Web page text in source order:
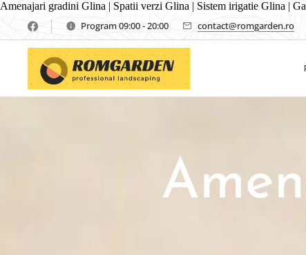
Amenajari gradini Glina | Spatii verzi Glina | Sistem irigatie Glina |
Program 09:00 - 20:00 contact@romgarden.ro